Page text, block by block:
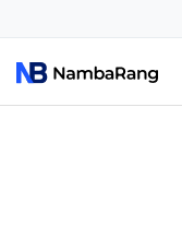
팔고